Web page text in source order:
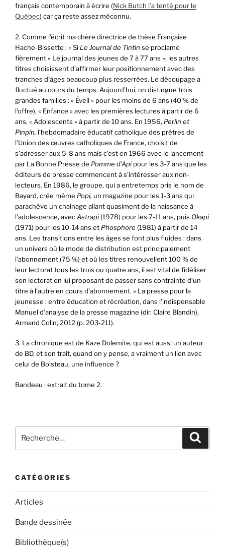
français contemporain à écrire (Nick Butch l’a tenté pour le
Québec) car ça reste assez méconnu.
2. Comme l’écrit ma chère directrice de thèse Française
Hache-Bissette : « Si Le Journal de Tintin se proclame
fièrement « Le journal des jeunes de 7 à 77 ans », les autres
titres choisissent d’affirmer leur positionnement avec des
tranches d’âges beaucoup plus resserrées. Le découpage a
fluctué au cours du temps. Aujourd’hui, on distingue trois
grandes familles : « Éveil » pour les moins de 6 ans (40 % de
l’offre), « Enfance » avec les premières lectures à partir de 6
ans, « Adolescents » à partir de 10 ans. En 1956, Perlin et
Pinpin, l’hebdomadaire éducatif catholique des prêtres de
l’Union des œuvres catholiques de France, choisit de
s’adresser aux 5-8 ans mais c’est en 1966 avec le lancement
par La Bonne Presse de Pomme d’Api pour les 3-7 ans que les
éditeurs de presse commencent à s’intéresser aux non-
lecteurs. En 1986, le groupe, qui a entretemps pris le nom de
Bayard, crée même Popi, un magazine pour les 1-3 ans qui
parachève un chainage allant quasiment de la naissance à
l’adolescence, avecAstrapi (1978) pour les 7-11 ans, puis Okapi
(1971) pour les 10-14 ans et Phosphore (1981) à partir de 14
ans. Les transitions entre les âges se font plus fluides : dans
un univers où le mode de distribution est principalement
l’abonnement (75 %) et où les titres renouvellent 100 % de
leur lectorat tous les trois ou quatre ans, il est vital de fidéliser
son lectorat en lui proposant de passer sans contrainte d’un
titre à l’autre en cours d’abonnement. » La presse pour la
jeunesse : entre éducation et récréation, dans l’indispensable
Manuel d’analyse de la presse magazine (dir. Claire Blandin),
Armand Colin, 2012 (p. 203-211).
3. La chronique est de Kaze Dolemite, qui est aussi un auteur
de BD, et son trait, quand on y pense, a vraiment un lien avec
celui de Boisteau, une influence ?
Bandeau : extrait du tome 2.
pour
CATÉGORIES
Articles
Bande dessinée
Bibliothèque(s)